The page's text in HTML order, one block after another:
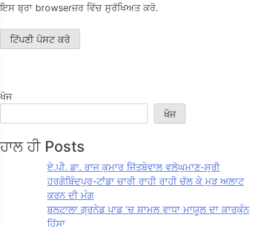
ਇਸ ਬ੍ਰਾ browserਜ਼ਰ ਵਿੱਚ ਸੁਰੱਖਿਅਤ ਕਰੋ.
ਖੋਜ
ਖੋਜ
ਹਾਲ ਹੀ Posts
ਏ.ਪੀ. ਡਾ. ਰਾਜ ਕੁਮਾਰ ਜਿੱਤਬੇਵਾਲ ਵਲੋਘੁਮਾਣ-ਸ੍ਰੀ
ਹਰਗੋਬਿੰਦਪੁਰ-ਟਾਂਡਾ ਚਾਰੀ ਰਾਹੀ ਰਾਹੀ ਚੱਲ ਕੇ ਮੁੜ ਅਲਾਟ
ਕਰਨ ਦੀ ਮੰਗ
ਬਲਟਾਲਾ ਗ੍ਰਨੇਡ ਪਾਡ 'ਚ ਸ਼ਾਮਲ ਵਾਧਾ ਮਾਯੂਲ ਦਾ ਕਾਰਕੁੰਨ
ਹਿੱਸਾ